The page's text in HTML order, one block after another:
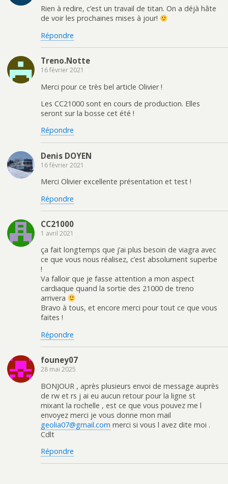
Rien à redire, c’est un travail de titan. On a déjà hâte
de voir les prochaines mises à jour!
Répondre
Treno.Notte
16 février 2021
Merci pour ce très bel article Olivier !
Les CC21000 sont en cours de production. Elles
seront sur la bosse cet été !
Répondre
Denis DOYEN
16 février 2021
Merci Olivier excellente présentation et test !
Répondre
CC21000
1 avril 2021
ça fait longtemps que j’ai plus besoin de viagra avec
ce que vous nous réalisez, c’est absolument superbe
!
Va falloir que je fasse attention a mon aspect
cardiaque quand la sortie des 21000 de treno
arrivera
Bravo à tous, et encore merci pour tout ce que vous
faites !
Répondre
founey07
28 mai 2025
BONJOUR , après plusieurs envoi de message auprès
de rw et rs j ai eu aucun retour pour la ligne st
mixant la rochelle , est ce que vous pouvez me l
envoyez merci je vous donne mon mail
geolia07@gmail.com merci si vous l avez dite moi .
Cdlt
Répondre